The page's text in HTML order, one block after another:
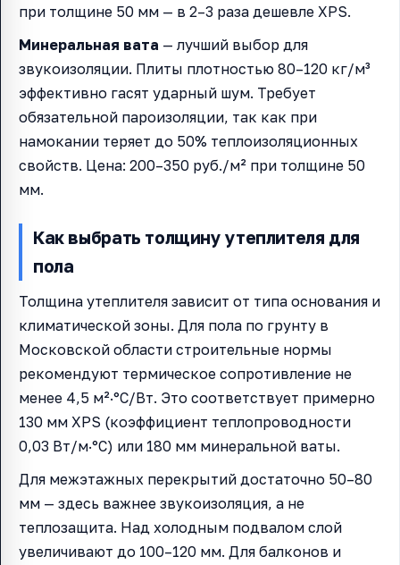
при толщине 50 мм — в 2–3 раза дешевле XPS.
Минеральная вата — лучший выбор для
звукоизоляции. Плиты плотностью 80–120 кг/м³
эффективно гасят ударный шум. Требует
обязательной пароизоляции, так как при
намокании теряет до 50% теплоизоляционных
свойств. Цена: 200–350 руб./м² при толщине 50
мм.
Как выбрать толщину утеплителя для
пола
Толщина утеплителя зависит от типа основания и
климатической зоны. Для пола по грунту в
Московской области строительные нормы
рекомендуют термическое сопротивление не
менее 4,5 м²·°C/Вт. Это соответствует примерно
130 мм XPS (коэффициент теплопроводности
0,03 Вт/м·°C) или 180 мм минеральной ваты.
Для межэтажных перекрытий достаточно 50–80
мм — здесь важнее звукоизоляция, а не
теплозащита. Над холодным подвалом слой
увеличивают до 100–120 мм. Для балконов и